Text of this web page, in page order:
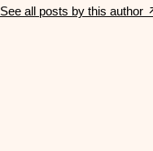
See all posts by this author